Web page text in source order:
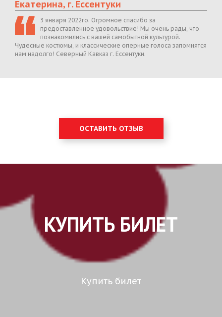
Екатерина, г. Ессентуки
3 января 2022го. Огромное спасибо за
предоставленное удовольствие! Мы очень рады, что
познакомились с вашей самобытной культурой.
Чудесные костюмы, и классические оперные голоса запомнятся
нам надолго! Северный Кавказ г. Ессентуки.
ОСТАВИТЬ ОТЗЫВ
КУПИТЬ БИЛЕТ
Купить билет